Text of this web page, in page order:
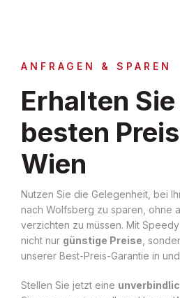
ANFRAGEN & SPAREN
Erhalten
besten
Wien
Nutzen Sie die Gelegenheit, bei
nach Wolfsberg zu sparen, ohne
verzichten zu müssen. Mit
nicht nur günstige Preise ,
unserer Best-Preis-Garantie in
Stellen Sie jetzt eine